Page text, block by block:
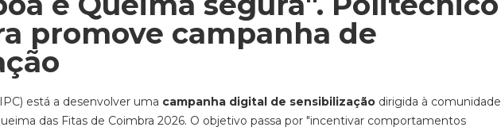
promove campanha de
está a desenvolver uma campanha digital de sensibilização dirigida à comunidade
das Fitas de Coimbra 2026. O objetivo passa por "incentivar comportamentos